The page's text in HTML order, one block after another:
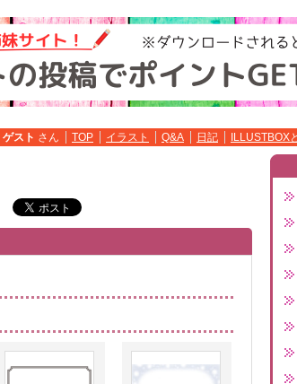
ゲスト さん TOP イラスト Q&A 日記 ILLUSTBOX